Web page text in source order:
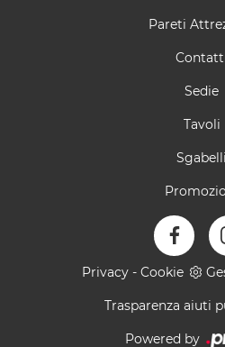
Pareti
Sedie
Tavoli
Sgabelli
Privacy - Cookie
Trasparenza aiuti
Powered by